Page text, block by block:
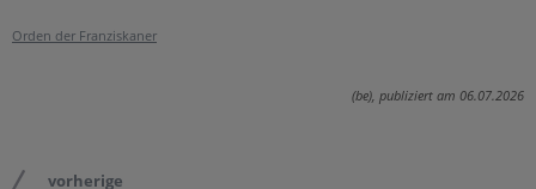
Orden der Franziskaner
(be), publiziert am 06.07.2026
vorherige